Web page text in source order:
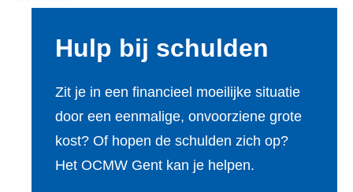
Hulp bij schulden
Zit je in een financieel moeilijke situatie
door een eenmalige, onvoorziene grote
kost? Of hopen de schulden zich op?
Het OCMW Gent kan je helpen.